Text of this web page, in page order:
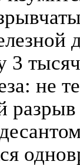
3
не